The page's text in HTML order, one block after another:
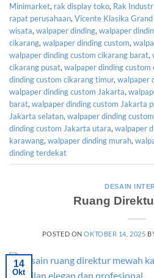
Minimarket, rak display toko, Rak
rapat perusahaan,Vicente Klasika
wisata,walpaper dinding,walpaper
cikarang,walpaper dinding custom,
walpaper dinding custom cikarang barat,
cikarang pusat,walpaper dinding custom
dinding custom cikarang timur,walpaper
walpaper dinding custom Jakarta,
barat,walpaper dinding custom Jakarta
Jakarta selatan,walpaper dinding
dinding custom Jakarta utara,walpaper
karawang,walpaper dinding murah,
dinding terdekat
DESAIN
Ruang
POSTED ONOKTOBER 14, 2025
14
Okt